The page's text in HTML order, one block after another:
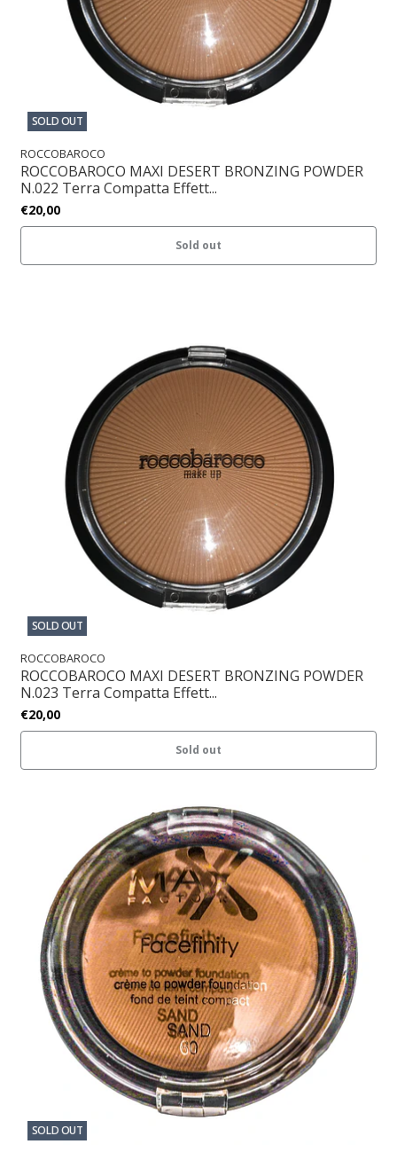
SOLD OUT
ROCCOBAROCO
ROCCOBAROCO MAXI DESERT BRONZING POWDER
N.022 Terra Compatta Effett...
€20,00
Sold out
SOLD OUT
ROCCOBAROCO
ROCCOBAROCO MAXI DESERT BRONZING POWDER
N.023 Terra Compatta Effett...
€20,00
Sold out
SOLD OUT